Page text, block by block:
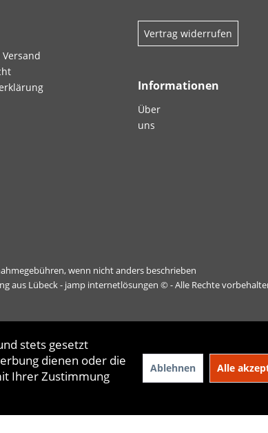
Vertrag widerrufen
Informationen
Über
uns
wenn nicht anders beschrieben
aus Lübeck - jamp internetlösungen © - Alle Rechte
stets gesetzt
dienen oder die
Ihrer Zustimmung
Ablehnen Alle